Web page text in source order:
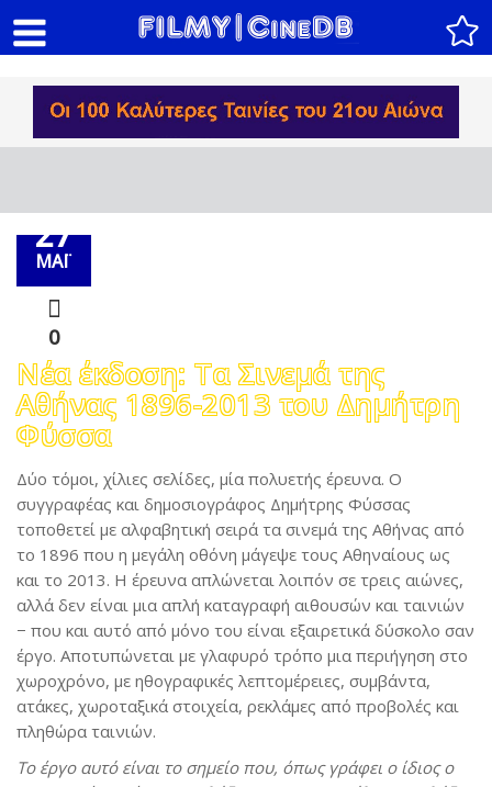
27
ΜΑΪ́
0
Νέα έκδοση: Τα Σινεμά της
Αθήνας 1896-2013 του Δημήτρη
Φύσσα
Δύο τόμοι, χίλιες σελίδες, μία πολυετής έρευνα. Ο
συγγραφέας και δημοσιογράφος Δημήτρης Φύσσας
τοποθετεί με αλφαβητική σειρά τα σινεμά της Αθήνας από
το 1896 που η μεγάλη οθόνη μάγεψε τους Αθηναίους ως
και το 2013. Η έρευνα απλώνεται λοιπόν σε τρεις αιώνες,
αλλά δεν είναι μια απλή καταγραφή αιθουσών και ταινιών
− που και αυτό από μόνο του είναι εξαιρετικά δύσκολο σαν
έργο. Αποτυπώνεται με γλαφυρό τρόπο μια περιήγηση στο
χωροχρόνο, με ηθογραφικές λεπτομέρειες, συμβάντα,
ατάκες, χωροταξικά στοιχεία, ρεκλάμες από προβολές και
πληθώρα ταινιών.
Το έργο αυτό είναι το σημείο που, όπως γράφει ο ίδιος ο